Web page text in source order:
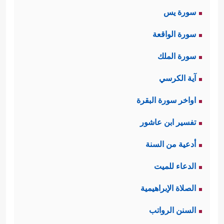
وفي مرحلة مبكِّرة جدًّا في تاريخها،
وتوحيد الخطاب حتى في الصيغة دليلٌ
على تشابه المخاطَبِين في مستوياتهم
وطريقة تفكيرهم.
ثانيًا: كلاهما كان حريصًا على قومه
ناصِحًا لهم، قال هود لقومه:
رِسَـٰلَـٰتِ رَبِّی وَأَنَا۠ لَكُمۡ نَاصِحٌ أَمِینٌ﴾
سورة يس
سورة الواقعة
سورة الملك
آية الكرسي
اواخر سورة البقرة
تفسير ابن عاشور
أدعية من السنة
الدعاء للميت
الصلاة الإبراهيمية
السنن الرواتب